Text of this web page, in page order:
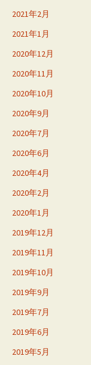
2021年2月
2021年1月
2020年12月
2020年11月
2020年10月
2020年9月
2020年7月
2020年6月
2020年4月
2020年2月
2020年1月
2019年12月
2019年11月
2019年10月
2019年9月
2019年7月
2019年6月
2019年5月